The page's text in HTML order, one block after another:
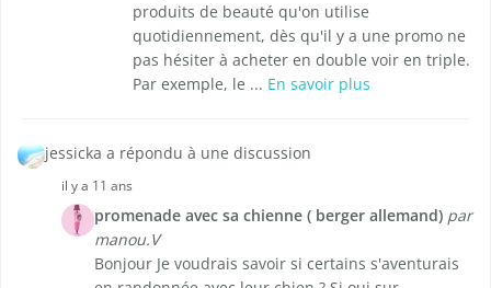
produits de beauté qu'on utilise
quotidiennement, dès qu'il y a une promo ne
pas hésiter à acheter en double voir en triple.
Par exemple, le ... En savoir plus
jessicka a répondu à une discussion
il y a 11 ans
promenade avec sa chienne ( berger allemand) par
manou.V
Bonjour Je voudrais savoir si certains s'aventurais